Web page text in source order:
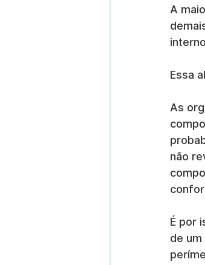
gestão de
A
Essa
As
não
É por
de